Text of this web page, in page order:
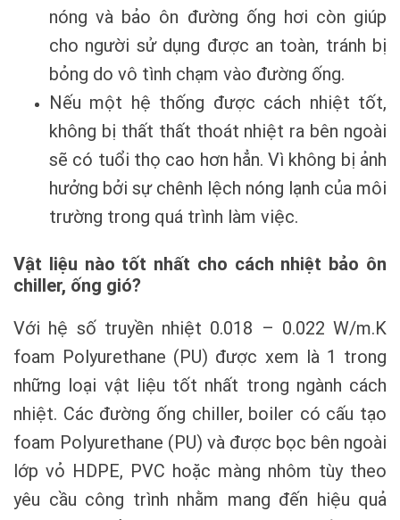
nóng và bảo ôn đường ống hơi còn giúp
cho người sử dụng được an toàn, tránh bị
bỏng do vô tình chạm vào đường ống.
Nếu một hệ thống được cách nhiệt tốt,
không bị thất thất thoát nhiệt ra bên ngoài
sẽ có tuổi thọ cao hơn hẳn. Vì không bị ảnh
hưởng bởi sự chênh lệch nóng lạnh của môi
trường trong quá trình làm việc.
Vật liệu nào tốt nhất cho cách nhiệt bảo ôn
chiller, ống gió?
Với hệ số truyền nhiệt 0.018 – 0.022 W/m.K
foam Polyurethane (PU) được xem là 1 trong
những loại vật liệu tốt nhất trong ngành cách
nhiệt. Các đường ống chiller, boiler có cấu tạo
foam Polyurethane (PU) và được bọc bên ngoài
lớp vỏ HDPE, PVC hoặc màng nhôm tùy theo
yêu cầu công trình nhằm mang đến hiệu quả